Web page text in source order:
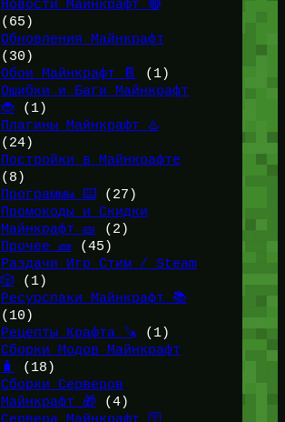
Новости Майнкрафт 🔴
(65)
Обновления Майнкрафт
(30)
Обои Майнкрафт 📔
(1)
Ошибки и Баги Майнкрафт
🐞(1)
Плагины Майнкрафт ♨️
(24)
Постройки в Майнкрафте
(8)
Программы ⌨️(27)
Промокоды и Скидки
Майнкрафт 🎫
(2)
Прочее 🧱 (45)
Раздачи Игр Стим / Steam
🎲 (1)
Ресурспаки Майнкрафт 📚
(10)
Рецепты Крафта 🪚 (1)
Сборки Модов Майнкрафт
🧳
(18)
Сборки Серверов
Майнкрафт 🎁 (4)